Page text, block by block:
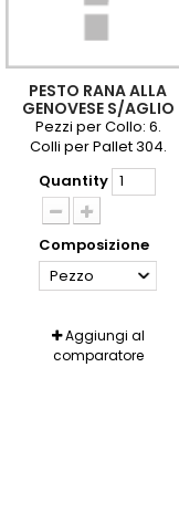
PESTO RANA ALLA
GENOVESE S/AGLIO
GR.140
Pezzi per Collo: 6.
Colli per Pallet 304.
Quantity
Composizione
Pezzo
Aggiungi al
comparatore